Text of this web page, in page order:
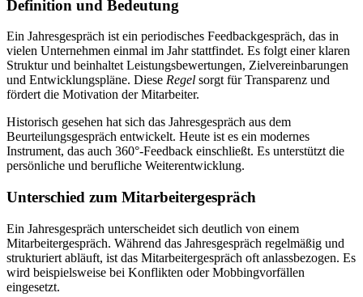
Definition und Bedeutung
Ein Jahresgespräch ist ein periodisches Feedbackgespräch, das in
vielen Unternehmen einmal im Jahr stattfindet. Es folgt einer klaren
Struktur und beinhaltet Leistungsbewertungen, Zielvereinbarungen
und Entwicklungspläne. Diese Regel sorgt für Transparenz und
fördert die Motivation der Mitarbeiter.
Historisch gesehen hat sich das Jahresgespräch aus dem
Beurteilungsgespräch entwickelt. Heute ist es ein modernes
Instrument, das auch 360°-Feedback einschließt. Es unterstützt die
persönliche und berufliche Weiterentwicklung.
Unterschied zum Mitarbeitergespräch
Ein Jahresgespräch unterscheidet sich deutlich von einem
Mitarbeitergespräch. Während das Jahresgespräch regelmäßig und
strukturiert abläuft, ist das Mitarbeitergespräch oft anlassbezogen. Es
wird beispielsweise bei Konflikten oder Mobbingvorfällen
eingesetzt.